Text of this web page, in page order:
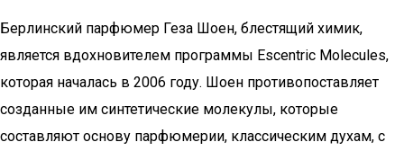
Берлинский парфюмер Геза Шоен, блестящий химик,
является вдохновителем программы Escentric Molecules,
которая началась в 2006 году. Шоен противопоставляет
созданные им синтетические молекулы, которые
составляют основу парфюмерии, классическим духам, с